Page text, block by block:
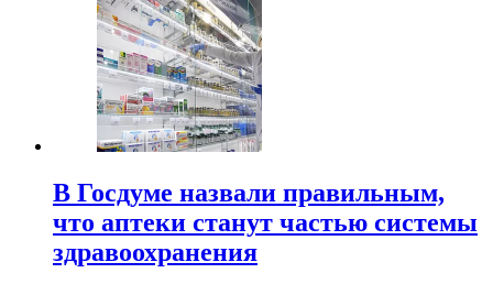
В Госдуме назвали правильным,
что аптеки станут частью системы
здравоохранения